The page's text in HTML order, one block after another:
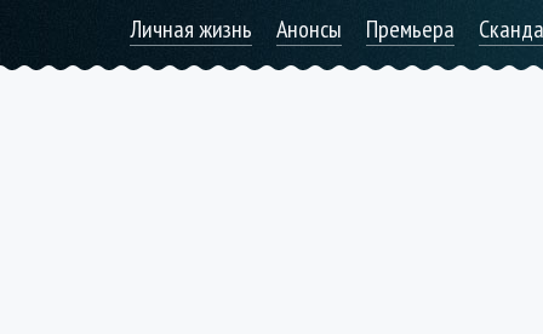
Личная жизнь Анонсы Премьера